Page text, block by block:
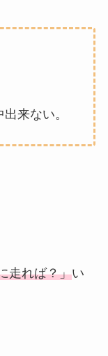
来ない。
走れば？」い